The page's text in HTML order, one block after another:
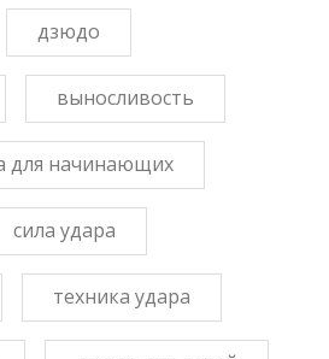
дзюдо
выносливость
для начинающих
сила удара
техника удара